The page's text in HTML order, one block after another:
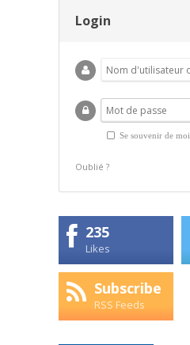
Login
Se souvenir de moi
Oublié ?
235
Likes
Subscribe
RSS Feeds